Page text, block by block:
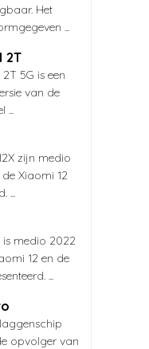
Het
...
2T
5G is een
van de
...
zijn medio
Xiaomi 12
...
is medio 2022
12 en de
...
opvolger van